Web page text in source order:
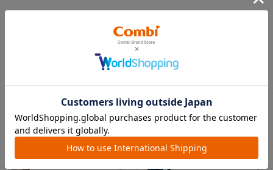
CATEGORY
カテゴリー
ベビーカー チャイルドシート